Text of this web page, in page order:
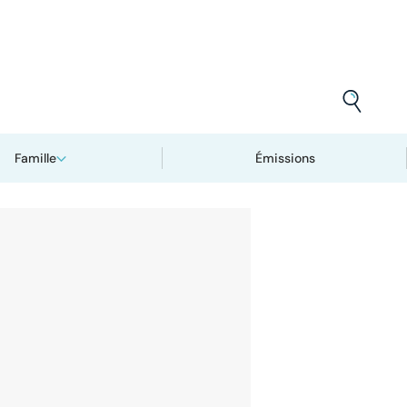
Famille Émissions